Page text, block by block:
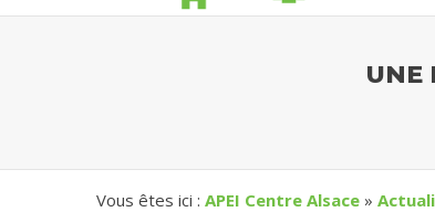
UNE
Vous êtes ici : APEI Centre Alsace »